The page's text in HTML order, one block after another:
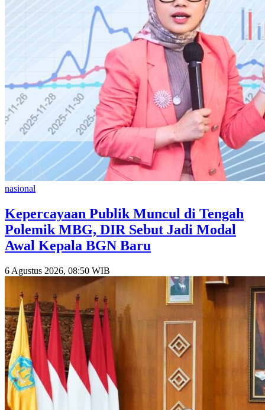
nasional
Kepercayaan Publik Muncul di Tengah
Polemik MBG, DIR Sebut Jadi Modal
Awal Kepala BGN Baru
6 Agustus 2026, 08:50 WIB